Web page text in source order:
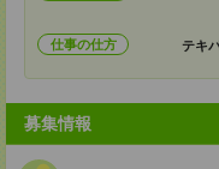
仕事の仕方 テキ
募集情報